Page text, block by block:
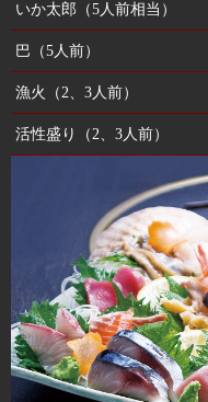
いか太郎（5人前相当）
巴（5人前）
漁火（2、3人前）
活性盛り（2、3人前）